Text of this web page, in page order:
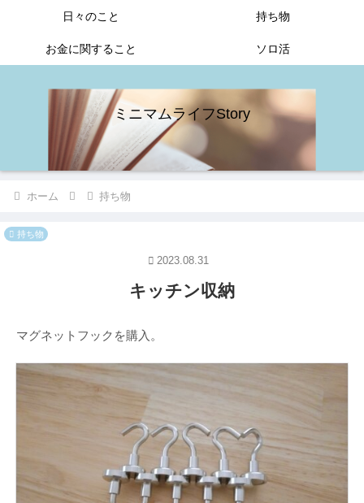
ミニマムライフStory
日々のこと 持ち物
お金に関すること ソロ活
ホーム 持ち物
持ち物
キッチン収納
2023.08.31
マグネットフックを購入。